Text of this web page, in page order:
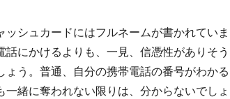
シュカードにはフルネームが書かれていま
にかけるよりも、一見、信憑性がありそう
う。普通、自分の携帯電話の番号がわかる
緒に奪われない限りは、分からないでしょ